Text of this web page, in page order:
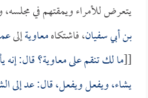
يتعرض للأمراء ويمقتهم في مجلسه،
بن أبي سفيان، فاشتكاهمعاويةإلى
[[ما لك تنقم علىمعاوية؟ قال: إنه
يشاء، ويفعل ويفعل، قال: عد إلى